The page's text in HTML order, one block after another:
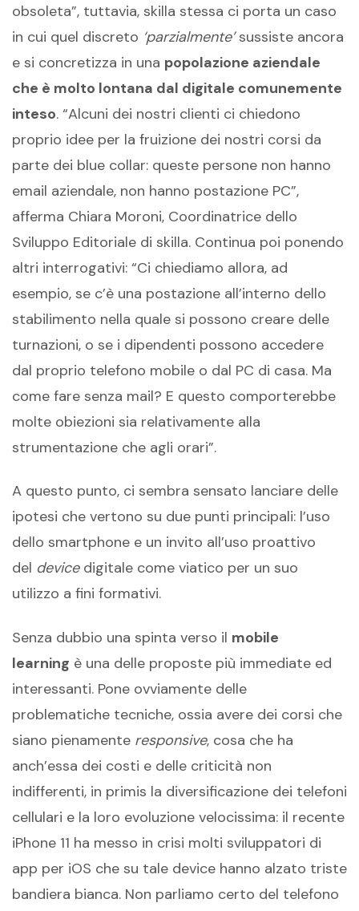
obsoleta”, tuttavia, skilla stessa ci porta un caso
in cui quel discreto ‘parzialmente’sussiste ancora
e si concretizza in una popolazione aziendale
che è molto lontana dal digitale comunemente
inteso. “Alcuni dei nostri clienti ci chiedono
proprio idee per la fruizione dei nostri corsi da
parte dei blue collar: queste persone non hanno
email aziendale, non hanno postazione PC”,
afferma Chiara Moroni, Coordinatrice dello
Sviluppo Editoriale di skilla. Continua poi ponendo
altri interrogativi: “Ci chiediamo allora, ad
esempio, se c’è una postazione all’interno dello
stabilimento nella quale si possono creare delle
turnazioni, o se i dipendenti possono accedere
dal proprio telefono mobile o dal PC di casa. Ma
come fare senza mail? E questo comporterebbe
molte obiezioni sia relativamente alla
strumentazione che agli orari”.
A questo punto, ci sembra sensato lanciare delle
ipotesi che vertono su due punti principali: l’uso
dello smartphone e un invito all’uso proattivo
del device digitale come viatico per un suo
utilizzo a fini formativi.
Senza dubbio una spinta verso il mobile
learning è una delle proposte più immediate ed
interessanti. Pone ovviamente delle
problematiche tecniche, ossia avere dei corsi che
siano pienamente responsive, cosa che ha
anch’essa dei costi e delle criticità non
indifferenti, in primis la diversificazione dei telefoni
cellulari e la loro evoluzione velocissima: il recente
iPhone 11 ha messo in crisi molti sviluppatori di
app per iOS che su tale device hanno alzato triste
bandiera bianca. Non parliamo certo del telefono